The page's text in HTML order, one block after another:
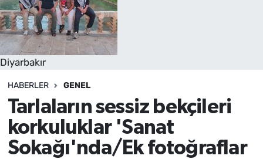
Diyarbakır
HABERLER GENEL
Tarlaların sessiz bekçileri
korkuluklar 'Sanat
Sokağı'nda/Ek fotoğraflar
Son Dakika Haberleri
Haber Arşivi